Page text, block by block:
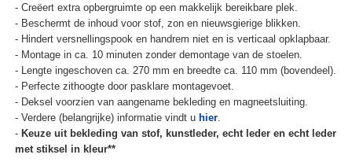
- Creëert extra opbergruimte op een makkelijk bereikbare plek.
- Beschermt de inhoud voor stof, zon en nieuwsgierige blikken.
- Hindert versnellingspook en handrem niet en is verticaal opklapbaar.
- Montage in ca. 10 minuten zonder demontage van de stoelen.
- Lengte ingeschoven ca. 270 mm en breedte ca. 110 mm (bovendeel).
- Perfecte zithoogte door pasklare montagevoet.
- Deksel voorzien van aangename bekleding en magneetsluiting.
- Verdere (belangrijke) informatie vindt u hier.
- Keuze uit bekleding van stof, kunstleder, echt leder en echt leder
met stiksel in kleur**